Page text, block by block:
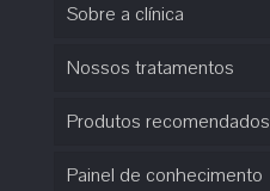
Sobre a clínica
Nossos tratamentos
Produtos recomendados
Painel de conhecimento